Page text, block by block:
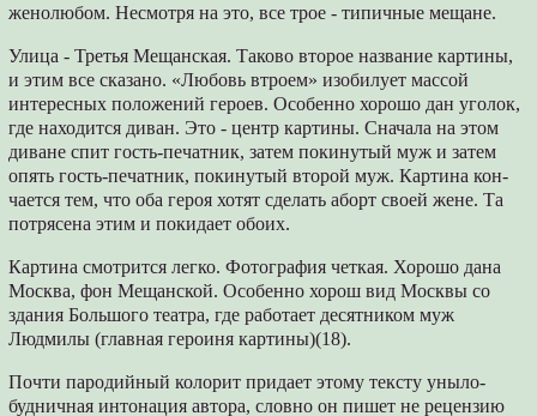
женолюбом. Несмотря на это, все трое - типичные мещане.
Улица - Третья Мещанская. Таково второе название картины,
и этим все сказано. «Лю­бовь втроем» изобилует массой
интересных положений героев. Особенно хорошо дан уго­лок,
где находится диван. Это - центр картины. Сначала на этом
диване спит гость-печатник, затем покинутый муж и затем
опять гость-пе­чатник, покинутый второй муж. Картина кон­
чается тем, что оба героя хотят сделать аборт своей жене. Та
потрясена этим и покидает обо­их.
Картина смотрится легко. Фотография чет­кая. Хорошо дана
Москва, фон Мещанской. Особенно хорош вид Москвы со
здания Боль­шого театра, где работает десятником муж
Людмилы (главная героиня картины)(18).
Почти пародийный колорит придает этому тексту уныло-
будничная интонация автора, словно он пишет не рецензию